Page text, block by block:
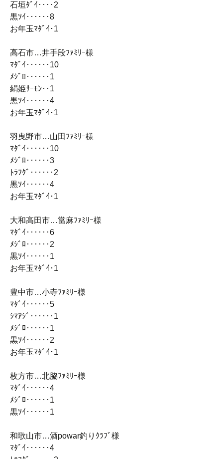
石垣ﾀﾞｲ‥‥2
黒ｿｲ‥‥‥8
お年玉ﾏﾀﾞｲ･1
高石市…井手段ﾌｧﾐﾘｰ様
ﾏﾀﾞｲ‥‥‥10
ﾒｼﾞﾛ‥‥‥1
絹姫ｻｰﾓﾝ‥1
黒ｿｲ‥‥‥4
お年玉ﾏﾀﾞｲ･1
羽曳野市…山田ﾌｧﾐﾘｰ様
ﾏﾀﾞｲ‥‥‥10
ﾒｼﾞﾛ‥‥‥3
ﾄﾗﾌｸﾞ‥‥‥2
黒ｿｲ‥‥‥4
お年玉ﾏﾀﾞｲ･1
大和高田市…當麻ﾌｧﾐﾘｰ様
ﾏﾀﾞｲ‥‥‥6
ﾒｼﾞﾛ‥‥‥2
黒ｿｲ‥‥‥1
お年玉ﾏﾀﾞｲ･1
豊中市…小寺ﾌｧﾐﾘｰ様
ﾏﾀﾞｲ‥‥‥5
ｼﾏｱｼﾞ‥‥‥1
ﾒｼﾞﾛ‥‥‥1
黒ｿｲ‥‥‥2
お年玉ﾏﾀﾞｲ･1
枚方市…北脇ﾌｧﾐﾘｰ様
ﾏﾀﾞｲ‥‥‥4
ﾒｼﾞﾛ‥‥‥1
黒ｿｲ‥‥‥1
和歌山市…酒powar釣りｸﾗﾌﾞ様
ﾏﾀﾞｲ‥‥‥4